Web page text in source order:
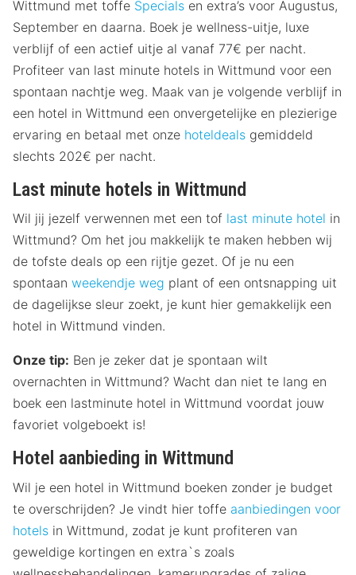
Wittmund met toffe Specials en extra’s voor Augustus,
September en daarna. Boek je wellness-uitje, luxe
verblijf of een actief uitje al vanaf 77€ per nacht.
Profiteer van last minute hotels in Wittmund voor een
spontaan nachtje weg. Maak van je volgende verblijf in
een hotel in Wittmund een onvergetelijke en plezierige
ervaring en betaal met onze hoteldeals gemiddeld
slechts 202€ per nacht.
Last minute hotels in Wittmund
Wil jij jezelf verwennen met een tof last minute hotel in
Wittmund? Om het jou makkelijk te maken hebben wij
de tofste deals op een rijtje gezet. Of je nu een
spontaan weekendje weg plant of een ontsnapping uit
de dagelijkse sleur zoekt, je kunt hier gemakkelijk een
hotel in Wittmund vinden.
Onze tip: Ben je zeker dat je spontaan wilt
overnachten in Wittmund? Wacht dan niet te lang en
boek een lastminute hotel in Wittmund voordat jouw
favoriet volgeboekt is!
Hotel aanbieding in Wittmund
Wil je een hotel in Wittmund boeken zonder je budget
te overschrijden? Je vindt hier toffe aanbiedingen voor
hotels in Wittmund, zodat je kunt profiteren van
geweldige kortingen en extra`s zoals